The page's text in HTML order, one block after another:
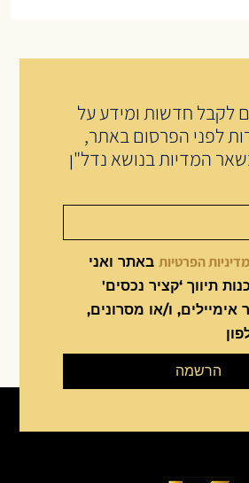
לקבל חדשות ומידע על
לפני הפרסום באתר,
המדיות בנושא נדל"ן
מדיניות הפרטיות באתר ואני
תיווך ‘קציר נכסים'
אימיילים, ו/או מסרונים,
הרשמה